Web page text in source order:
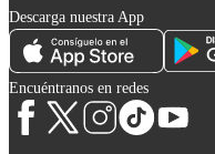
Descarga nuestra App
Encuéntranos en redes